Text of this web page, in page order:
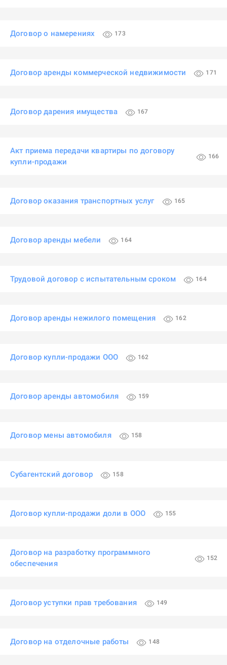
Договор о намерениях 173
Договор аренды коммерческой недвижимости 171
Договор дарения имущества 167
Акт приема передачи квартиры по договору
купли-продажи
166
Договор оказания транспортных услуг 165
Договор аренды мебели 164
Трудовой договор с испытательным сроком 164
Договор аренды нежилого помещения 162
Договор купли-продажи ООО 162
Договор аренды автомобиля 159
Договор мены автомобиля 158
Субагентский договор 158
Договор купли-продажи доли в ООО 155
Договор на разработку программного
обеспечения
152
Договор уступки прав требования 149
Договор на отделочные работы 148